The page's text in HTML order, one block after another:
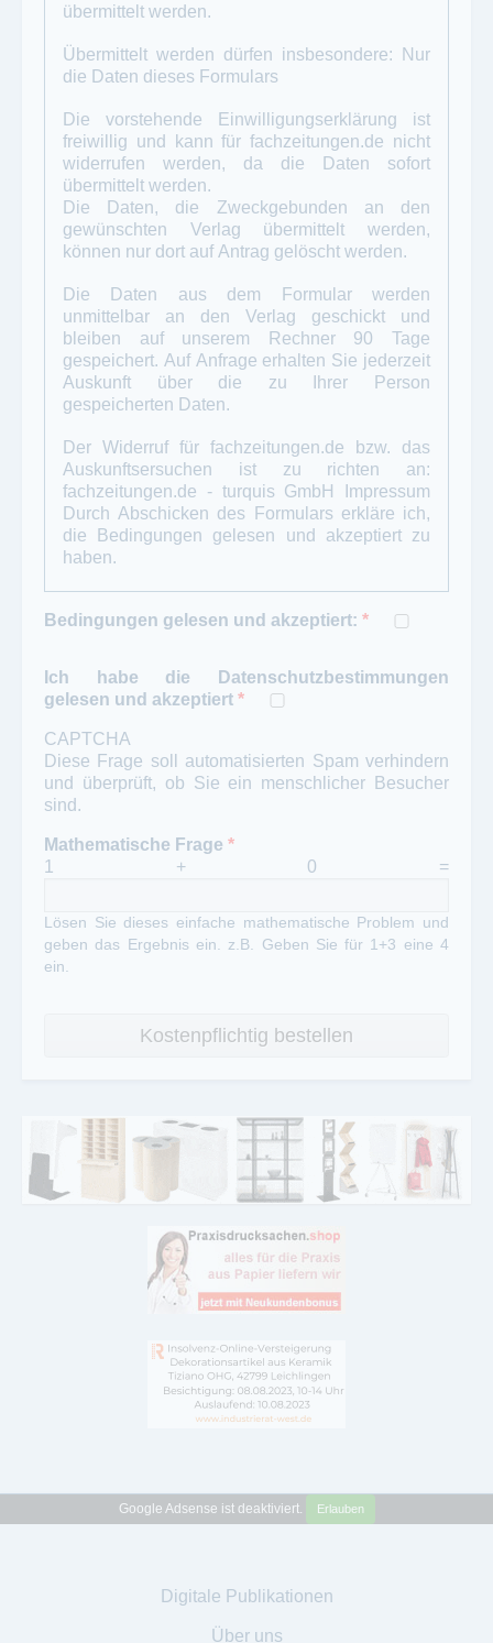
übermittelt werden.
Übermittelt werden dürfen insbesondere: Nur
die Daten dieses Formulars
Die vorstehende Einwilligungserklärung ist
freiwillig und kann für fachzeitungen.de nicht
widerrufen werden, da die Daten sofort
übermittelt werden.
Die Daten, die Zweckgebunden an den
gewünschten Verlag übermittelt werden,
können nur dort auf Antrag gelöscht werden.
Die Daten aus dem Formular werden
unmittelbar an den Verlag geschickt und
bleiben auf unserem Rechner 90 Tage
gespeichert. Auf Anfrage erhalten Sie jederzeit
Auskunft über die zu Ihrer Person
gespeicherten Daten.
Der Widerruf für fachzeitungen.de bzw. das
Auskunftsersuchen ist zu richten an:
fachzeitungen.de - turquis GmbH
Impressum
Durch Abschicken des Formulars erkläre ich,
die Bedingungen gelesen und akzeptiert zu
haben.
Bedingungen gelesen und akzeptiert: *
Ich habe die Datenschutzbestimmungen
gelesen und akzeptiert *
CAPTCHA
Diese Frage soll automatisierten Spam verhindern
und überprüft, ob Sie ein menschlicher Besucher
sind.
Mathematische Frage *
1 + 0 =
Lösen Sie dieses einfache mathematische Problem und
geben das Ergebnis ein. z.B. Geben Sie für 1+3 eine 4
ein.
Google Adsense ist deaktiviert. Erlauben
Digitale Publikationen
Über uns